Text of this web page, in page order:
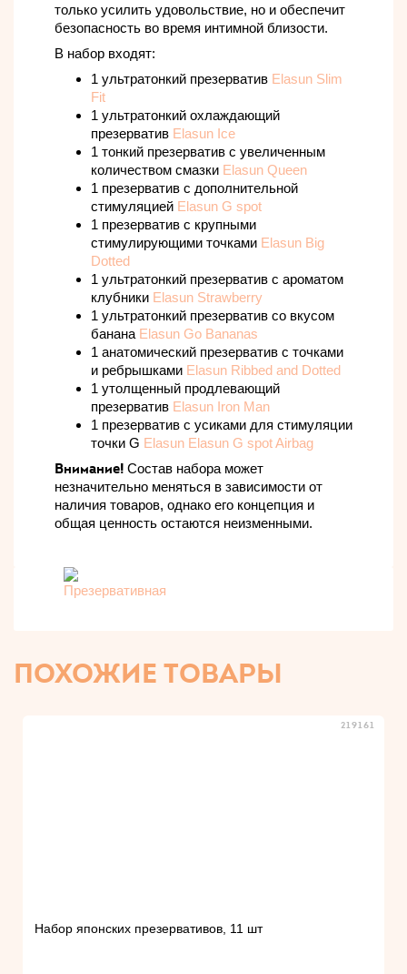
только усилить удовольствие, но и обеспечит
безопасность во время интимной близости.
В набор входят:
1 ультратонкий презерватив Elasun Slim
Fit
1 ультратонкий охлаждающий
презерватив Elasun Ice
1 тонкий презерватив с увеличенным
количеством смазки Elasun Queen
1 презерватив с дополнительной
стимуляцией Elasun G spot
1 презерватив с крупными
стимулирующими точками Elasun Big
Dotted
1 ультратонкий презерватив с ароматом
клубники Elasun Strawberry
1 ультратонкий презерватив со вкусом
банана Elasun Go Bananas
1 анатомический презерватив с точками
и ребрышками Elasun Ribbed and Dotted
1 утолщенный продлевающий
презерватив Elasun Iron Man
1 презерватив с усиками для стимуляции
точки G Elasun Elasun G spot Airbag
Внимание! Состав набора может
незначительно меняться в зависимости от
наличия товаров, однако его концепция и
общая ценность остаются неизменными.
ПОХОЖИЕ ТОВАРЫ
219161
Набор японских презервативов, 11 шт